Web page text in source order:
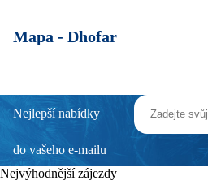
Mapa - Dhofar
Nejlepší nabídky
do vašeho e-mailu
Nejvýhodnější zájezdy